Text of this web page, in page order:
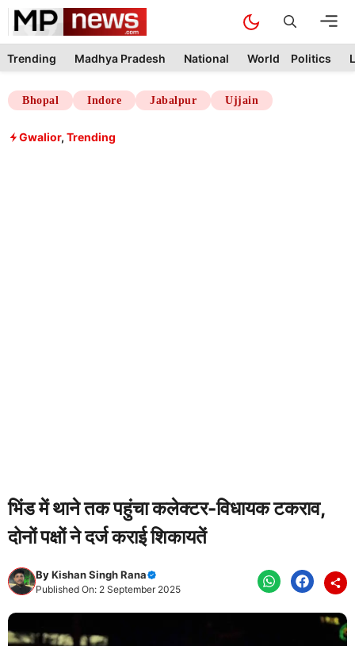
Skip
content
Trending Madhya Pradesh National World Politics
Bhopal Indore Jabalpur Ujjain
Gwalior, Trending
भिंड में थाने तक पहुंचा कलेक्टर-विधायक टकराव,
दोनों पक्षों ने दर्ज कराई शिकायतें
ByKishan Singh Rana
Published On: 2 September 2025